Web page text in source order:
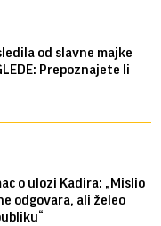
od slavne majke
Prepoznajete li
o ulozi Kadira: „Mislio
odgovara, ali želeo